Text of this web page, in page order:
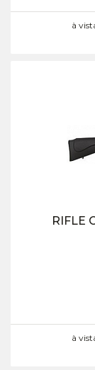
à
RIFLE
à